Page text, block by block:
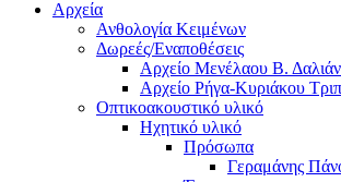
Αρχεία
Ανθολογία Κειμένων
Δωρεές/Εναποθέσεις
Αρχείο Μενέλαου Β.
Αρχείο Ρήγα-Κυριάκου
Οπτικοακουστικό υλικό
Ηχητικό υλικό
Πρόσωπα
Γεραμάνης